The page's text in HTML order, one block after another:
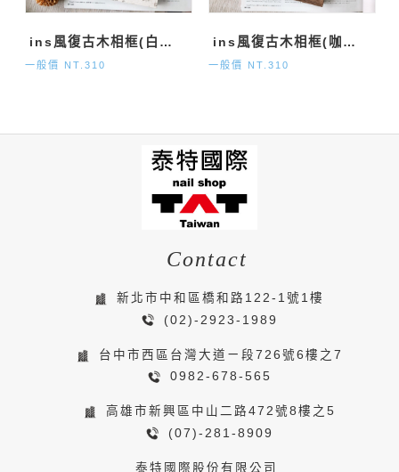
ins風復古木相框(白色 233mm*182mm*15mm)
一般價 NT.310
ins風復古木相框(咖啡色 233mm*182mm*15mm)
一般價 NT.310
Contact
新北市中和區橋和路122-1號1樓
(02)-2923-1989
台中市西區台灣大道ㄧ段726號6樓之7
0982-678-565
高雄市新興區中山二路472號8樓之5
(07)-281-8909
泰特國際股份有限公司